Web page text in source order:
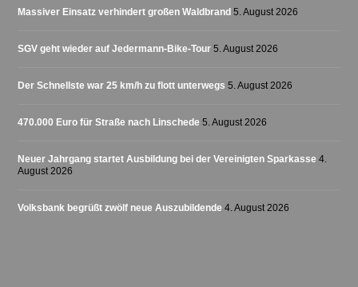
Massiver Einsatz verhindert großen Waldbrand 5. August 2026
SGV geht wieder auf Jedermann-Bike-Tour 5. August 2026
Der Schnellste war 25 km/h zu flott unterwegs 5. August 2026
470.000 Euro für Straße nach Linschede 5. August 2026
Neuer Jahrgang startet Ausbildung bei der Vereinigten Sparkasse 4.
August 2026
Volksbank begrüßt zwölf neue Auszubildende 4. August 2026